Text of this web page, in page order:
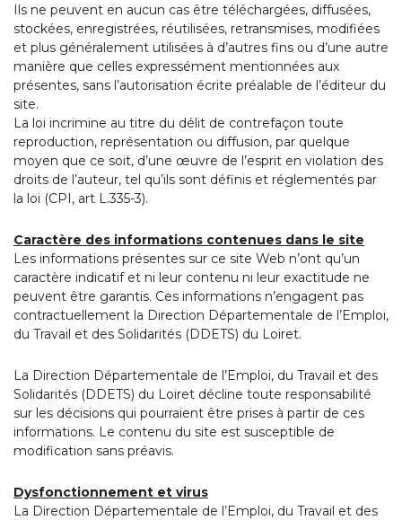
Ils ne peuvent en aucun cas être téléchargées, diffusées,
stockées, enregistrées, réutilisées, retransmises, modifiées
et plus généralement utilisées à d’autres fins ou d’une autre
manière que celles expressément mentionnées aux
présentes, sans l’autorisation écrite préalable de l’éditeur du
site.
La loi incrimine au titre du délit de contrefaçon toute
reproduction, représentation ou diffusion, par quelque
moyen que ce soit, d’une œuvre de l’esprit en violation des
droits de l’auteur, tel qu’ils sont définis et réglementés par
la loi (CPI, art L.335-3).
Caractère des informations contenues dans le site
Les informations présentes sur ce site Web n’ont qu’un
caractère indicatif et ni leur contenu ni leur exactitude ne
peuvent être garantis. Ces informations n’engagent pas
contractuellement la Direction Départementale de l’Emploi,
du Travail et des Solidarités (DDETS) du Loiret.
La Direction Départementale de l’Emploi, du Travail et des
Solidarités (DDETS) du Loiret décline toute responsabilité
sur les décisions qui pourraient être prises à partir de ces
informations. Le contenu du site est susceptible de
modification sans préavis.
Dysfonctionnement et virus
La Direction Départementale de l’Emploi, du Travail et des